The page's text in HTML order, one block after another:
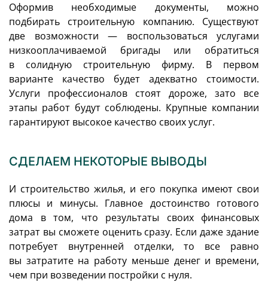
Оформив необходимые документы, можно
подбирать строительную компанию. Существуют
две возможности — воспользоваться услугами
низкооплачиваемой бригады или обратиться
в солидную строительную фирму. В первом
варианте качество будет адекватно стоимости.
Услуги профессионалов стоят дороже, зато все
этапы работ будут соблюдены. Крупные компании
гарантируют высокое качество своих услуг.
СДЕЛАЕМ НЕКОТОРЫЕ ВЫВОДЫ
И строительство жилья, и его покупка имеют свои
плюсы и минусы. Главное достоинство готового
дома в том, что результаты своих финансовых
затрат вы сможете оценить сразу. Если даже здание
потребует внутренней отделки, то все равно
вы затратите на работу меньше денег и времени,
чем при возведении постройки с нуля.